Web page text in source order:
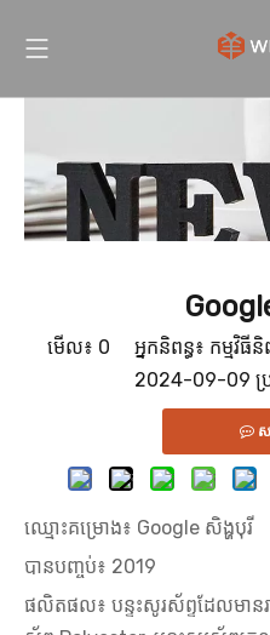
មើល៖ 0 អ្នកនិពន្ធ៖ កម្មវិធី
2024-09-09 ប្
ឈ្មោះគម្រោង៖ Google សិង្ហបុរី
បានបញ្ចប់៖ 2019
ផលិតផល៖ បន្ទះសូរស័ព្ទដែលមានរ